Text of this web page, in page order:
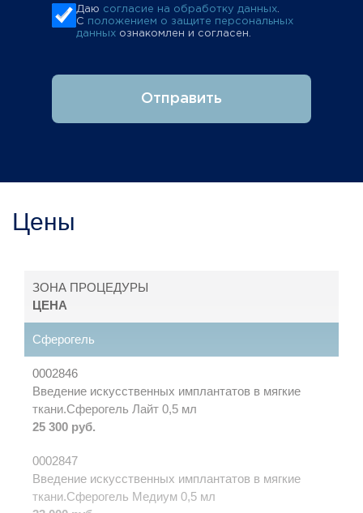
Даю согласие на обработку данных.
С положением о защите персональных
данных ознакомлен и согласен.
Отправить
Цены
ЗОНА ПРОЦЕДУРЫ
ЦЕНА
Сферогель
0002846
Введение искусственных имплантатов в мягкие
ткани.Сферогель Лайт 0,5 мл
25 300 руб.
0002847
Введение искусственных имплантатов в мягкие
ткани.Сферогель Медиум 0,5 мл